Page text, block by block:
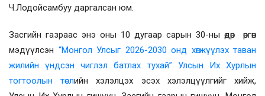
Ч.Лодойсамбуу даргалсан юм.
Засгийн газраас энэ оны 10 дугаар сарын 30-ны өдөр өргөн
мэдүүлсэн “Монгол Улсыг 2026-2030 онд хөгжүүлэх таван
жилийн үндсэн чиглэл батлах тухай” Улсын Их Хурлын
тогтоолын төслийн хэлэлцэх эсэх хэлэлцүүлгийг хийж,